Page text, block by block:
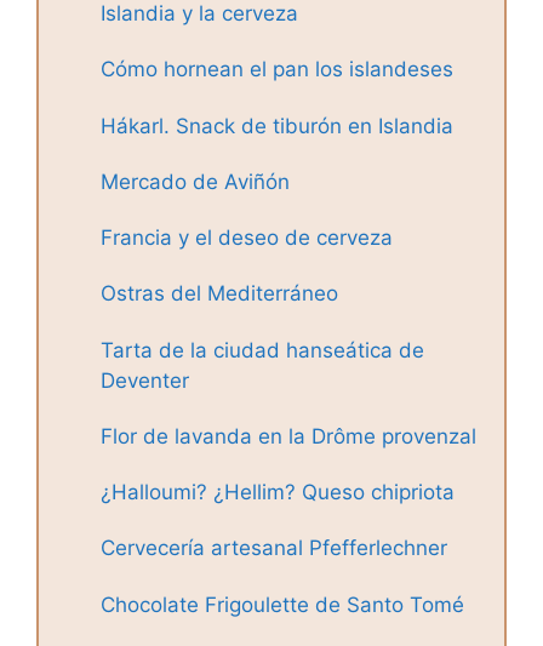
Islandia y la cerveza
Cómo hornean el pan los islandeses
Hákarl. Snack de tiburón en Islandia
Mercado de Aviñón
Francia y el deseo de cerveza
Ostras del Mediterráneo
Tarta de la ciudad hanseática de
Deventer
Flor de lavanda en la Drôme provenzal
¿Halloumi? ¿Hellim? Queso chipriota
Cervecería artesanal Pfefferlechner
Chocolate Frigoulette de Santo Tomé